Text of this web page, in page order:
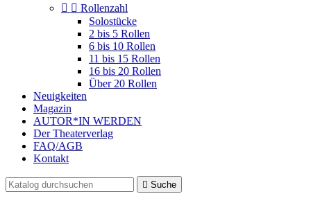
  Rollenzahl
Solostücke
2 bis 5 Rollen
6 bis 10 Rollen
11 bis 15 Rollen
16 bis 20 Rollen
Über 20 Rollen
Neuigkeiten
Magazin
AUTOR*IN WERDEN
Der Theaterverlag
FAQ/AGB
Kontakt
 Suche